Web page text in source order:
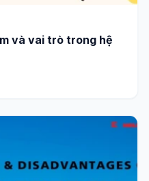
và vai trò trong hệ